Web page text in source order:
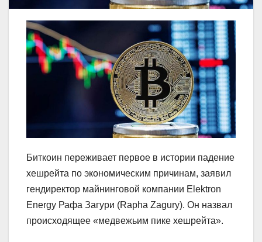
Биткоин переживает первое в истории падение
хешрейта по экономическим причинам, заявил
гендиректор майнинговой компании Elektron
Energy Рафа Загури (Rapha Zagury). Он назвал
происходящее «медвежьим пике хешрейта».